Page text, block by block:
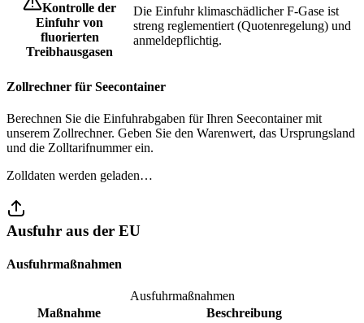
Kontrolle der
Einfuhr von
fluorierten
Treibhausgasen
Die Einfuhr klimaschädlicher F-Gase ist
streng reglementiert (Quotenregelung) und
anmeldepflichtig.
Zollrechner für Seecontainer
Berechnen Sie die Einfuhrabgaben für Ihren Seecontainer mit
unserem Zollrechner. Geben Sie den Warenwert, das Ursprungsland
und die Zolltarifnummer ein.
Zolldaten werden geladen…
Ausfuhr aus der EU
Ausfuhrmaßnahmen
Ausfuhrmaßnahmen
Maßnahme
Beschreibung